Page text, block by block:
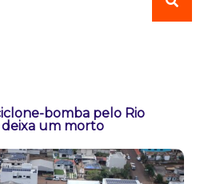
bomba pelo Rio
um morto